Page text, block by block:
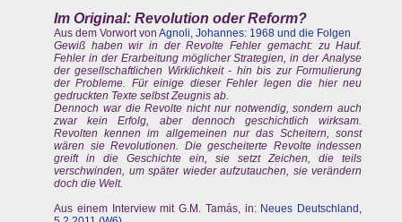
Im Original: Revolution oder Reform?
Aus dem Vorwort von Agnoli, Johannes: 1968 und die Folgen
Gewiß haben wir in der Revolte Fehler gemacht: zu Hauf.
Fehler in der Erarbeitung möglicher Strategien, in der Analyse
der gesellschaftlichen Wirklichkeit - hin bis zur Formulierung
der Probleme. Für einige dieser Fehler legen die hier neu
gedruckten Texte selbst Zeugnis ab.
Dennoch war die Revolte nicht nur notwendig, sondern auch
zwar kein Erfolg, aber dennoch geschichtlich wirksam.
Revolten kennen im allgemeinen nur das Scheitern, sonst
wären sie Revolutionen. Die gescheiterte Revolte indessen
greift in die Geschichte ein, sie setzt Zeichen, die teils
verschwinden, um später wieder aufzutauchen, sie verändern
doch die Welt.
Aus einem Interview mit G.M. Tamás, in: Neues Deutschland,